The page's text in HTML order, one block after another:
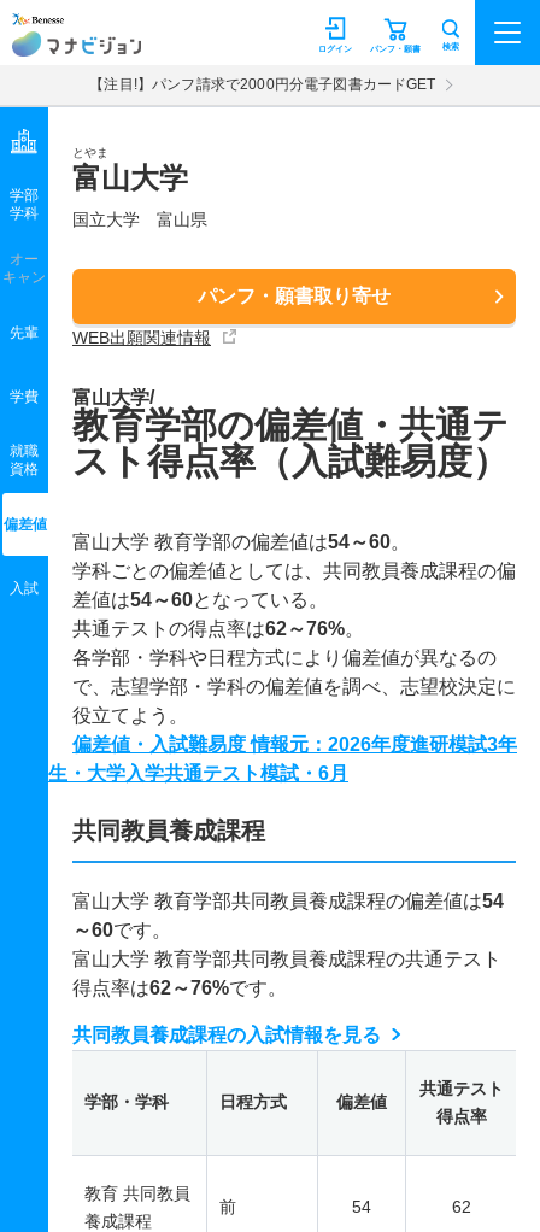
マナビジョン パンフ・願書
ログイン 検索
【注目!】パンフ請求で2000円分電子図書カードGET
とやま
富山大学
国立大学 富山県
パンフ・願書取り寄せ
WEB出願関連情報
学部
学科
オー
キャン
先輩
学費
就職
資格
偏差値
入試
富山大学/
教育学部の偏差値・共通テ
スト得点率（入試難易度）
富山大学 教育学部の偏差値は54～60。
学科ごとの偏差値としては、共同教員養成課程の偏
差値は54～60となっている。
共通テストの得点率は62～76%。
各学部・学科や日程方式により偏差値が異なるの
で、志望学部・学科の偏差値を調べ、志望校決定に
役立てよう。
偏差値・入試難易度 情報元：2026年度進研模試3年
生・大学入学共通テスト模試・6月
共同教員養成課程
富山大学 教育学部共同教員養成課程の偏差値は54
～60です。
富山大学 教育学部共同教員養成課程の共通テスト
得点率は62～76%です。
共同教員養成課程の入試情報を見る
学部・学科 日程方式 偏差値
共通テスト
得点率
教育 共同教員
養成課程
前 54 62